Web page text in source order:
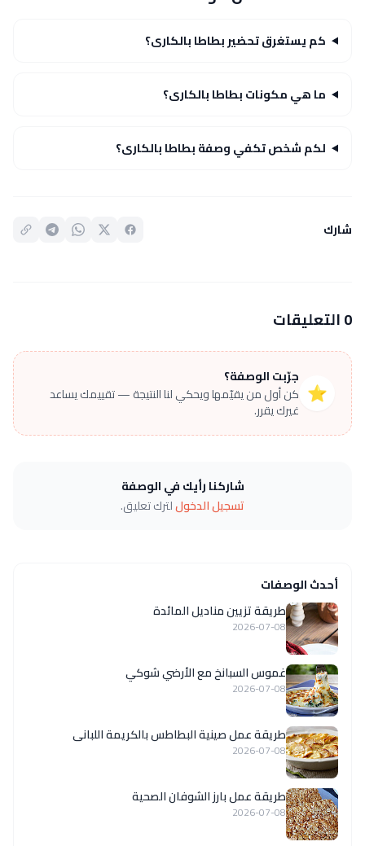
كم يستغرق تحضير بطاطا بالكارى؟
ما هي مكونات بطاطا بالكارى؟
لكم شخص تكفي وصفة بطاطا بالكارى؟
شارك
0 التعليقات
⭐
جرّبت الوصفة؟
كن أول من يقيّمها ويحكي لنا النتيجة — تقييمك يساعد
غيرك يقرر.
شاركنا رأيك في الوصفة
تسجيل الدخوللترك تعليق.
أحدث الوصفات
طريقة تزيين مناديل المائدة
2026-07-08
غموس السبانخ مع الأرضي شوكي
2026-07-08
طريقة عمل صينية البطاطس بالكريمة اللبانى
2026-07-08
طريقة عمل بارز الشوفان الصحية
2026-07-08